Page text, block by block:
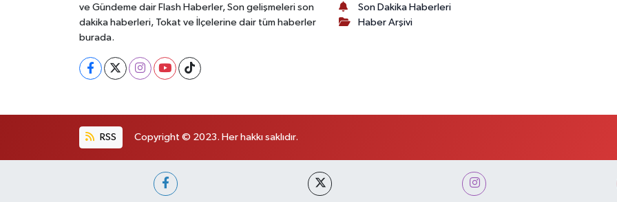
ve Gündeme dair Flash Haberler, Son gelişmeleri son
dakika haberleri, Tokat ve İlçelerine dair tüm haberler
burada.
Son Dakika Haberleri
Haber Arşivi
RSS Copyright © 2023. Her hakkı saklıdır.